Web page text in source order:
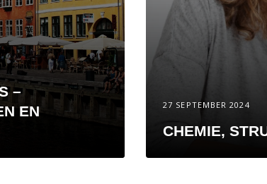
–
EN
27 SEPTEMBER 2024
CHEMIE,